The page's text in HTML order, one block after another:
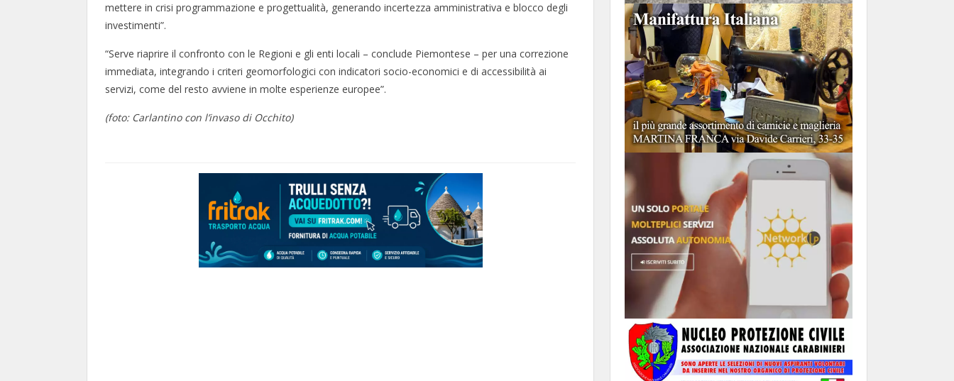
mettere in crisi programmazione e progettualità, generando incertezza amministrativa e blocco degli
investimenti”.
“Serve riaprire il confronto con le Regioni e gli enti locali – conclude Piemontese – per una correzione
immediata, integrando i criteri geomorfologici con indicatori socio-economici e di accessibilità ai
servizi, come del resto avviene in molte esperienze europee”.
(foto: Carlantino con l’invaso di Occhito)